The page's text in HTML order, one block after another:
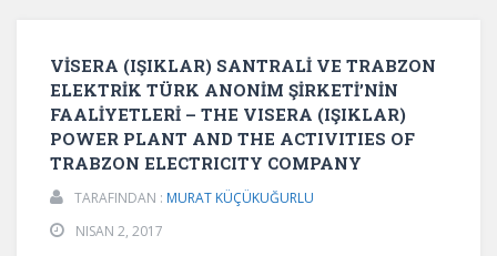
VİSERA (IŞIKLAR) SANTRALİ VE TRABZON
ELEKTRİK TÜRK ANONİM ŞİRKETİ’NİN
FAALİYETLERİ – THE VISERA (IŞIKLAR)
POWER PLANT AND THE ACTIVITIES OF
TRABZON ELECTRICITY COMPANY
TARAFINDAN : MURAT KÜÇÜKUĞURLU
NISAN 2, 2017